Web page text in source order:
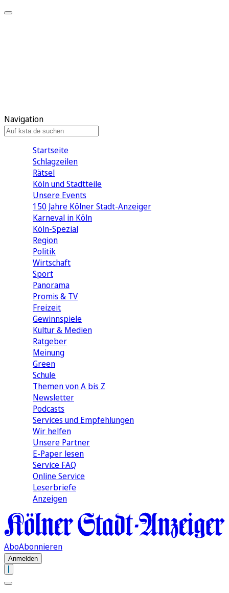
Navigation
Startseite
Schlagzeilen
Rätsel
Köln und Stadtteile
Unsere Events
150 Jahre Kölner Stadt-Anzeiger
Karneval in Köln
Köln-Spezial
Region
Politik
Wirtschaft
Sport
Panorama
Promis & TV
Freizeit
Gewinnspiele
Kultur & Medien
Ratgeber
Meinung
Green
Schule
Themen von A bis Z
Newsletter
Podcasts
Services und Empfehlungen
Wir helfen
Unsere Partner
E-Paper lesen
Service FAQ
Online Service
Leserbriefe
Anzeigen
AboAbonnieren
Anmelden